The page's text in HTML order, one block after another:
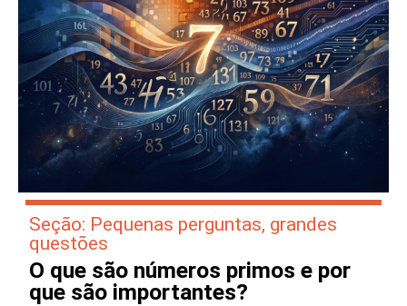
Seção: Pequenas perguntas, grandes
questões
O que são números primos e por
que são importantes?